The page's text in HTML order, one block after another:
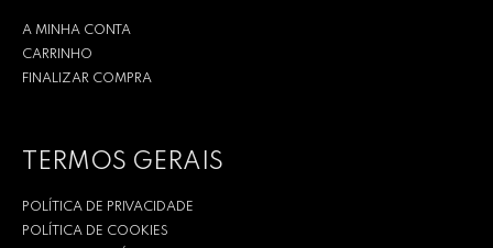
A MINHA CONTA
CARRINHO
FINALIZAR COMPRA
TERMOS GERAIS
POLÍTICA DE PRIVACIDADE
POLÍTICA DE COOKIES